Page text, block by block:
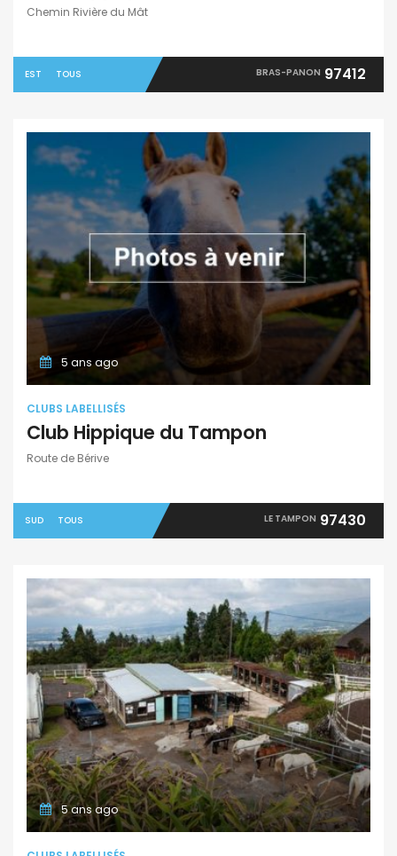
Chemin Rivière du Mât
EST TOUS BRAS-PANON 97412
5 ans ago
CLUBS LABELLISÉS
Club Hippique du Tampon
Route de Bérive
SUD TOUS LE TAMPON 97430
5 ans ago